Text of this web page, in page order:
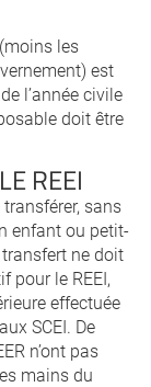
les
est
l’année civile
doit être
REEI
sans
enfant ou petit-
ne doit
pour le REEI,
effectuée
SCEI. De
n’ont pas
mains du